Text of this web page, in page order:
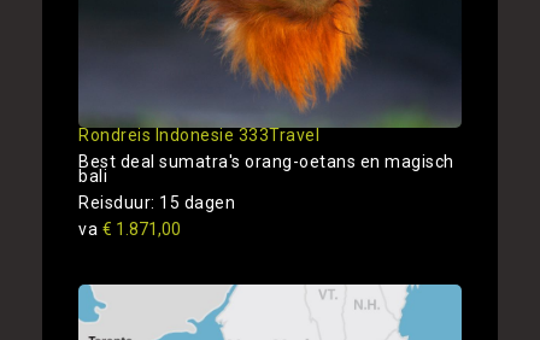
Rondreis Indonesie 333Travel
Best deal sumatra's orang-oetans en magisch
bali
Reisduur: 15 dagen
va € 1.871,00